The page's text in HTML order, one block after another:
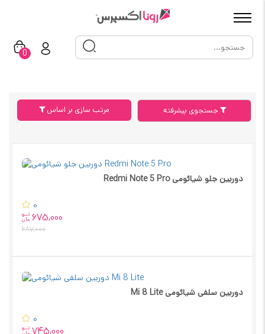
0
جستجوی پیشرفته مرتب سازی بر اساس
دوربین جلو شیائومی Redmi Note 5 Pro
0
تــو
مان 675,000
687,000
دوربین سلفی شیائومی Mi 8 Lite
0
تــو 745,000